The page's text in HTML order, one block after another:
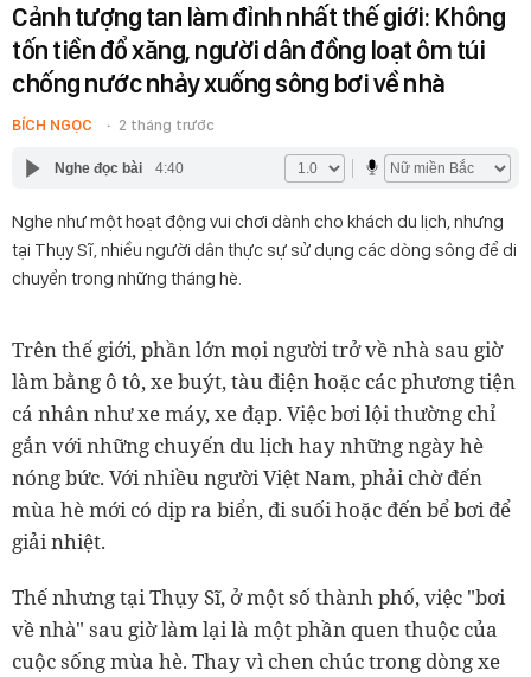
Cảnh tượng tan làm đỉnh nhất thế giới: Không
tốn tiền đổ xăng, người dân đồng loạt ôm túi
chống nước nhảy xuống sông bơi về nhà
BÍCH NGỌC 2 tháng trước
Nghe đọc bài 4:40
Nghe như một hoạt động vui chơi dành cho khách du lịch, nhưng
tại Thụy Sĩ, nhiều người dân thực sự sử dụng các dòng sông để di
chuyển trong những tháng hè.
Trên thế giới, phần lớn mọi người trở về nhà sau giờ
làm bằng ô tô, xe buýt, tàu điện hoặc các phương tiện
cá nhân như xe máy, xe đạp. Việc bơi lội thường chỉ
gắn với những chuyến du lịch hay những ngày hè
nóng bức. Với nhiều người Việt Nam, phải chờ đến
mùa hè mới có dịp ra biển, đi suối hoặc đến bể bơi để
giải nhiệt.
Thế nhưng tại Thụy Sĩ, ở một số thành phố, việc "bơi
về nhà" sau giờ làm lại là một phần quen thuộc của
cuộc sống mùa hè. Thay vì chen chúc trong dòng xe